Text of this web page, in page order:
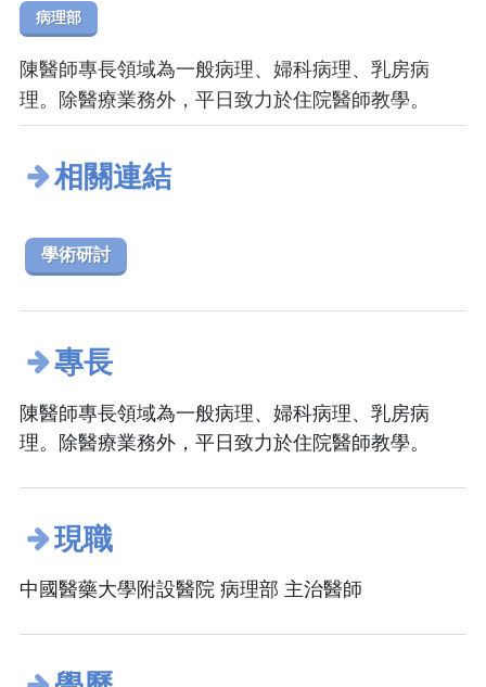
病理部
陳醫師專長領域為一般病理、婦科病理、乳房病
理。除醫療業務外，平日致力於住院醫師教學。
相關連結
學術研討
專長
陳醫師專長領域為一般病理、婦科病理、乳房病
理。除醫療業務外，平日致力於住院醫師教學。
現職
中國醫藥大學附設醫院 病理部 主治醫師